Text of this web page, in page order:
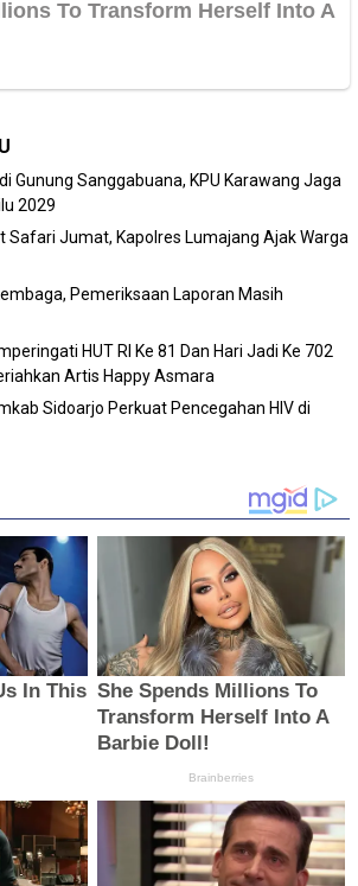
Gunung Sanggabuana, KPU Karawang Jaga
2029
Safari Jumat, Kapolres Lumajang Ajak Warga
Pemeriksaan Laporan Masih
HUT RI Ke 81 Dan Hari Jadi Ke 702
Artis Happy Asmara
Sidoarjo Perkuat Pencegahan HIV di